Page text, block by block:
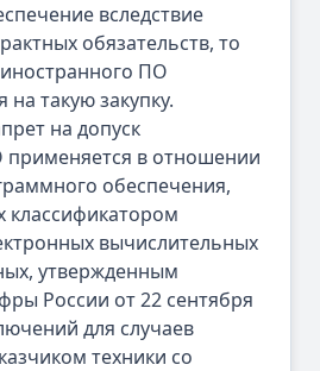
вследствие
обязательств, то
ПО
на такую закупку.
на допуск
в отношении
обеспечения,
классификатором
вычислительных
утвержденным
России от 22 сентября
для случаев
техники со